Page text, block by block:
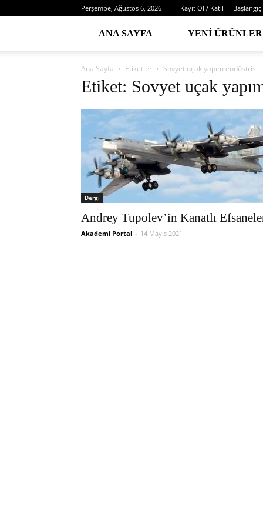
Perşembe, Ağustos 6, 2026 Kayıt Ol / Katıl Başlangıç
ANA SAYFA YENI ÜRÜNLER
Ana Sayfa Etiketler Sovyet uçak yapım endüstrisi
Etiket: Sovyet uçak
Dergi
Andrey Tupolev’in Kanatlı
Akademi Portal - 14 Mayıs 2021